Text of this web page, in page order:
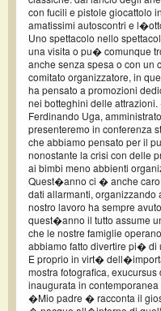
con fucili e pistole giocattolo
amatissimi autoscontri e
Uno spettacolo nello
una visita o pu� comunque
anche senza spesa o con un
comitato organizzatore, in
ha pensato a promozioni
nei botteghini delle
Ferdinando Uga,
presenteremo in conferenza
che abbiamo pensato per il
nonostante la crisi con delle
ai bimbi meno abbienti
Quest�anno ci � anche caro
dati allarmanti,
nostro lavoro ha sempre
quest�anno il tutto assume
che le nostre famiglie
abbiamo fatto divertire pi�
E proprio in virt�
mostra fotografica,
inaugurata in
�Mio padre � racconta il